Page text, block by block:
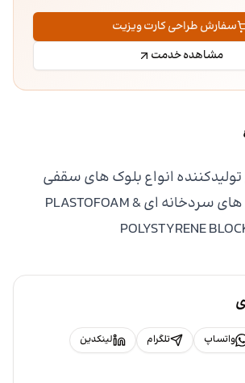
سفارش طراحی کارت ویزیت
مشاهده خدمت
انواع بلوک های سقفی
پلاستوفوم و ورق های سردخانه ای PLASTOFOAM &
POLYSTYRENE
واتساپ تلگرام
لینکدین